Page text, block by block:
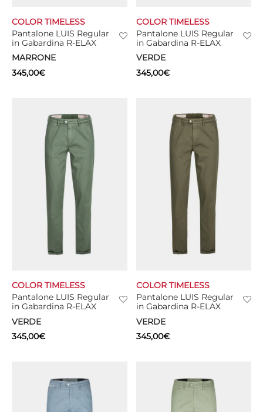
Pantalone LUIS Regular
in Gabardina R-ELAX
MARRONE
COLOR TIMELESS
345,00€
Pantalone LUIS Regular
in Gabardina R-ELAX
VERDE
COLOR TIMELESS
345,00€
Pantalone LUIS Regular
in Gabardina R-ELAX
VERDE
COLOR TIMELESS
345,00€
Pantalone LUIS Regular
in Gabardina R-ELAX
VERDE
COLOR TIMELESS
345,00€